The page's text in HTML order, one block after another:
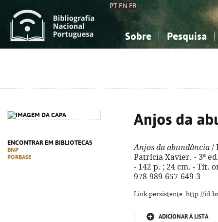
PT EN FR
Sobre Pesquisa
ENCONTRAR EM BIBLIOTECAS
BNP
PORBASE
Anjos da
Anjos da abundância /
Patrícia Xavier. - 3ª
- 142 p. ; 24 cm. - Tít.
978-989-657-649-3
Link persistente: http://
ADICIONAR À LISTA